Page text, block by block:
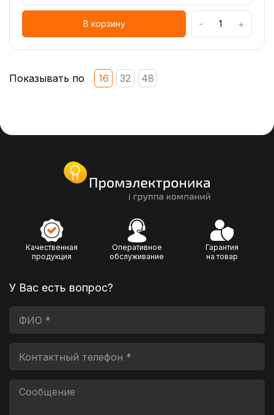
В корзину - +
Показывать по 16 32 48
Качественная
продукция
Оперативное
обслуживание
Гарантия
на товар
У Вас есть вопрос?